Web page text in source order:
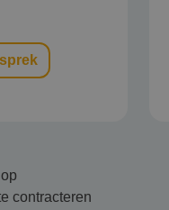
contracteren